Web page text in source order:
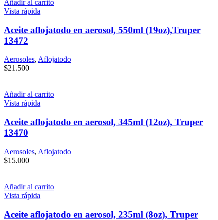
Añadir al carrito
Vista rápida
Aceite aflojatodo en aerosol, 550ml (19oz),Truper
13472
Aerosoles, Aflojatodo
$21.500
Añadir al carrito
Vista rápida
Aceite aflojatodo en aerosol, 345ml (12oz), Truper
13470
Aerosoles, Aflojatodo
$15.000
Añadir al carrito
Vista rápida
Aceite aflojatodo en aerosol, 235ml (8oz), Truper